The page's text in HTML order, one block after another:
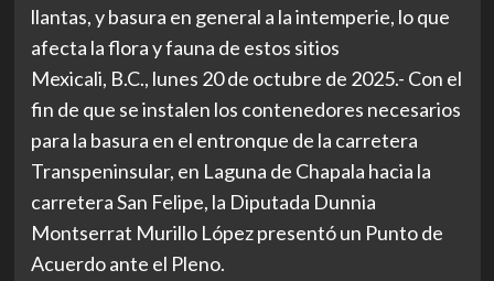
llantas, y basura en general a la intemperie, lo que
afecta la flora y fauna de estos sitios
Mexicali, B.C., lunes 20 de octubre de 2025.- Con el
fin de que se instalen los contenedores necesarios
para la basura en el entronque de la carretera
Transpeninsular, en Laguna de Chapala hacia la
carretera San Felipe, la Diputada Dunnia
Montserrat Murillo López presentó un Punto de
Acuerdo ante el Pleno.